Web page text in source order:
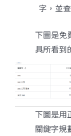
字，並
下圖是免
具所看到
下圖是用
關鍵字規